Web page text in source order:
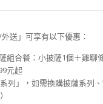
送」可享有以下優惠：
組合餐：小披薩1個＋雞聊
元起
系列」，如需換購披薩系列